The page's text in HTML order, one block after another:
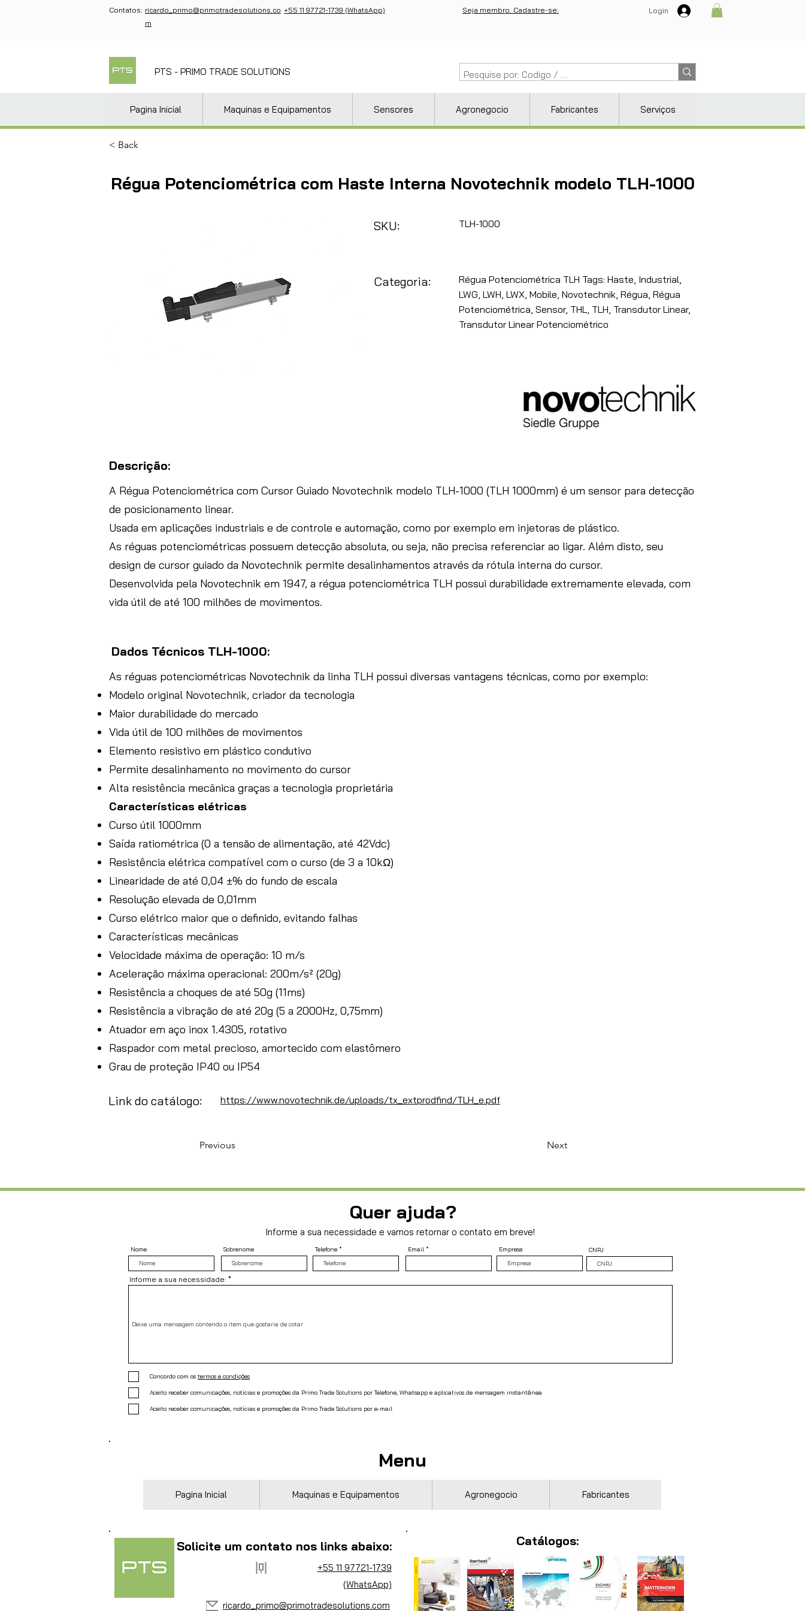
Contatos: ricardo_primo@primotradesolutions.co
m
+55 11 97721-1739 (WhatsApp) Seja membro. Cadastre-se: Login
PTS - PRIMO TRADE SOLUTIONS
Pagina Inicial Maquinas e Equipamentos Sensores Agronegocio Fabricantes Serviços
< Back
Régua Potenciométrica com Haste Interna Novotechnik modelo TLH-1000
SKU:
Categoria:
TLH-1000
Régua Potenciométrica TLH Tags: Haste, Industrial,
LWG, LWH, LWX, Mobile, Novotechnik, Régua, Régua
Potenciométrica, Sensor, THL, TLH, Transdutor Linear,
Transdutor Linear Potenciométrico
Descrição:
A Régua Potenciométrica com Cursor Guiado Novotechnik modelo TLH-1000 (TLH 1000mm) é um sensor para detecção
de posicionamento linear.
Usada em aplicações industriais e de controle e automação, como por exemplo em injetoras de plástico.
As réguas potenciométricas possuem detecção absoluta, ou seja, não precisa referenciar ao ligar. Além disto, seu
design de cursor guiado da Novotechnik permite desalinhamentos através da rótula interna do cursor.
Desenvolvida pela Novotechnik em 1947, a régua potenciométrica TLH possui durabilidade extremamente elevada, com
vida útil de até 100 milhões de movimentos.
Dados Técnicos TLH-1000:
As réguas potenciométricas Novotechnik da linha TLH possui diversas vantagens técnicas, como por exemplo:
Modelo original Novotechnik, criador da tecnologia
Maior durabilidade do mercado
Vida útil de 100 milhões de movimentos
Elemento resistivo em plástico condutivo
Permite desalinhamento no movimento do cursor
Alta resistência mecânica graças a tecnologia proprietária
Características elétricas
Curso útil 1000mm
Saída ratiométrica (0 a tensão de alimentação, até 42Vdc)
Resistência elétrica compatível com o curso (de 3 a 10kΩ)
Linearidade de até 0,04 ±% do fundo de escala
Resolução elevada de 0,01mm
Curso elétrico maior que o definido, evitando falhas
Características mecânicas
Velocidade máxima de operação: 10 m/s
Aceleração máxima operacional: 200m/s² (20g)
Resistência a choques de até 50g (11ms)
Resistência a vibração de até 20g (5 a 2000Hz, 0,75mm)
Atuador em aço inox 1.4305, rotativo
Raspador com metal precioso, amortecido com elastômero
Grau de proteção IP40 ou IP54
Link do catálogo: https://www.novotechnik.de/uploads/tx_extprodfind/TLH_e.pdf
Previous Next
Quer ajuda?
Informe a sua necessidade e vamos retornar o contato em breve!
Nome Sobrenome Telefone Email Empresa CNPJ
Informe a sua necessidade:
Concordo com os termos e condições
Aceito receber comunicações, notícias e promoções da Primo Trade Solutions por Telefone, Whatsapp e aplicativos de mensagem instantânea
Aceito receber comunicações, notícias e promoções da Primo Trade Solutions por e-mail
Menu
Pagina Inicial Maquinas e Equipamentos Agronegocio Fabricantes
Solicite um contato nos links abaixo:
+55 11 97721-1739
(WhatsApp)
ricardo_primo@primotradesolutions.com
Catálogos: